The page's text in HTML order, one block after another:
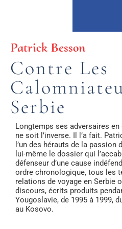
Patrick Besson
Contre Les
Serbie
Longtemps ses adversaires
ne soit l’inverse. Il l’a fait.
l’un des hérauts de la
lui-même le dossier qui
défenseur d’une cause
ordre chronologique, tous les
relations de voyage en Serbie
discours, écrits produits
Yougoslavie, de 1995 à 1999,
au Kosovo.